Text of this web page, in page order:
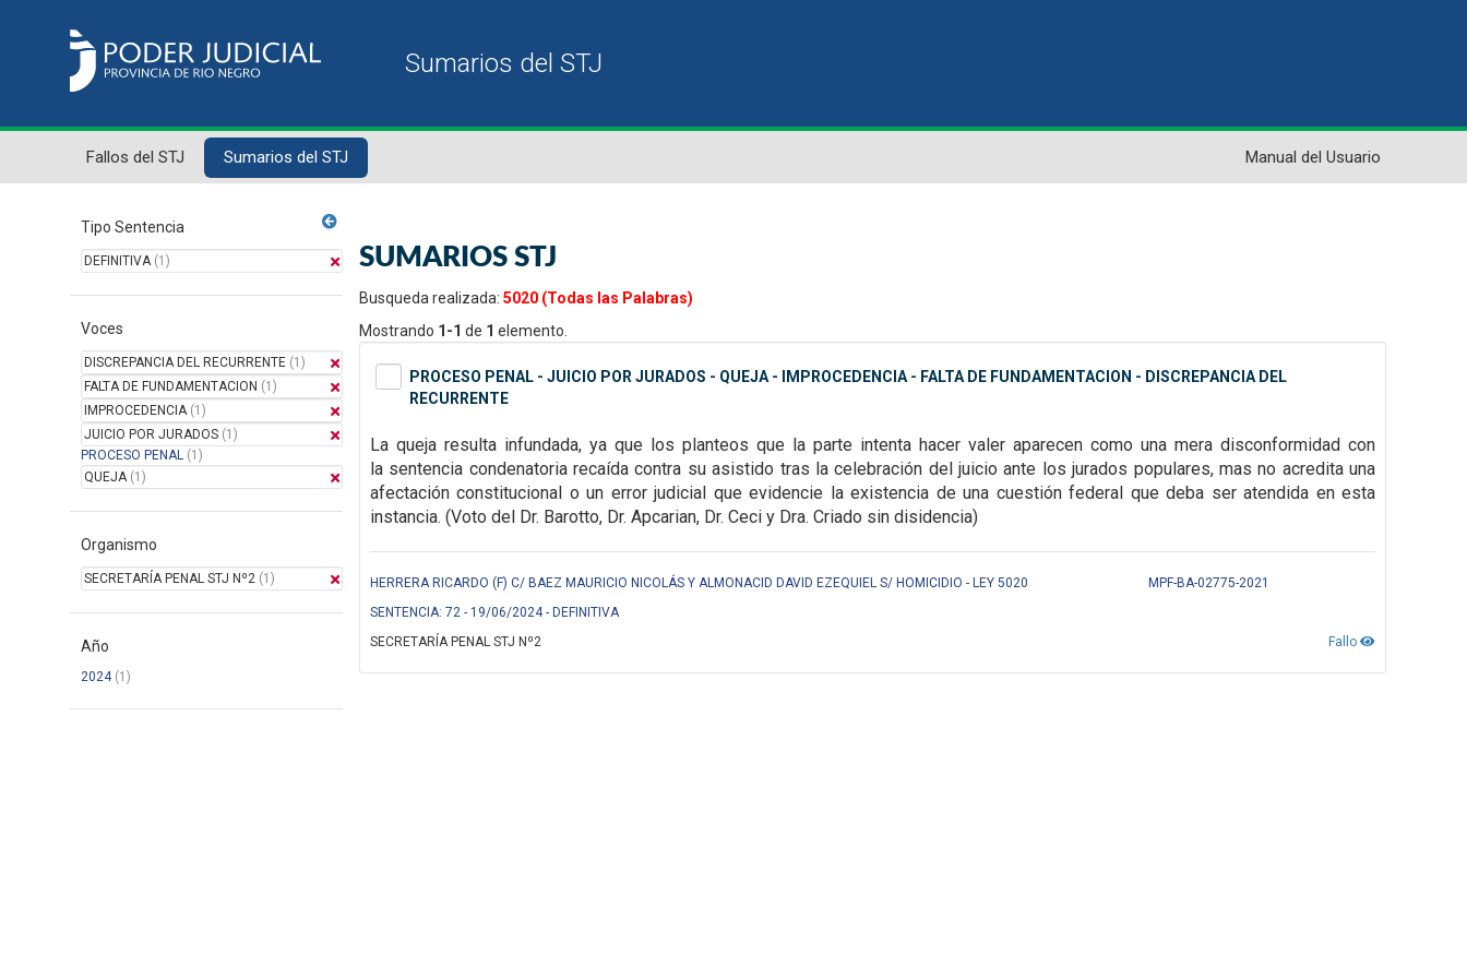
Fallos del STJ Sumarios del STJ Manual del Usuario
Tipo Sentencia
DEFINITIVA(1)
Voces
DISCREPANCIA DEL RECURRENTE (1)
FALTA DE FUNDAMENTACION (1)
IMPROCEDENCIA(1)
JUICIO POR JURADOS (1)
PROCESO PENAL (1)
QUEJA(1)
Organismo
SECRETARÍA PENAL STJ Nº2 (1)
Año
2024(1)
SUMARIOS STJ
Busqueda realizada: 5020 (Todas las Palabras)
Mostrando 1-1 de 1 elemento.
PROCESO PENAL - JUICIO POR JURADOS - QUEJA - IMPROCEDENCIA - FALTA DE FUNDAMENTACION - DISCREPANCIA DEL
RECURRENTE
La queja resulta infundada, ya que los planteos que la parte intenta hacer valer aparecen como una mera disconformidad con
la sentencia condenatoria recaída contra su asistido tras la celebración del juicio ante los jurados populares, mas no acredita una
afectación constitucional o un error judicial que evidencie laexistencia de una cuestión federal que deba ser atendida en esta
instancia. (Voto del Dr. Barotto, Dr. Apcarian, Dr. Ceci y Dra. Criado sin disidencia)
HERRERA RICARDO (F) C/ BAEZ MAURICIO NICOLÁS Y ALMONACID DAVID EZEQUIEL S/ HOMICIDIO - LEY 5020
MPF-BA-02775-2021
SENTENCIA: 72 - 19/06/2024 - DEFINITIVA
Fallo
SECRETARÍA PENAL STJ Nº2